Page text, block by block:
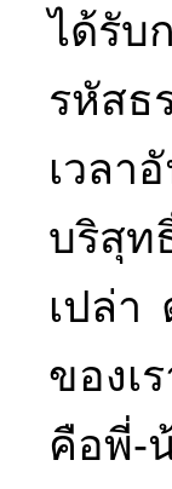
ได้รับ
รหัสธ
เวล
บริสุท
เปล่า
ของเ
คือพี่-